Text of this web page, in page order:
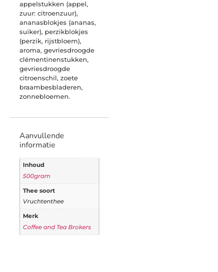
appelstukken (appel,
zuur: citroenzuur),
ananasblokjes (ananas,
suiker), perzikblokjes
(perzik, rijstbloem),
aroma, gevriesdroogde
clémentinenstukken,
gevriesdroogde
citroenschil, zoete
braambesbladeren,
zonnebloemen.
Aanvullende
informatie
Inhoud
500gram
Thee soort
Vruchtenthee
Merk
Coffee and Tea Brokers